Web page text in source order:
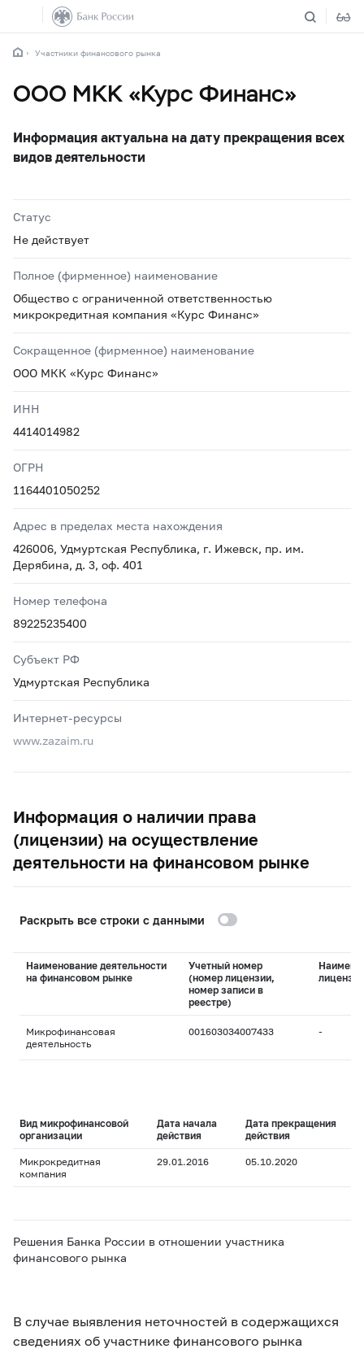
Участники финансового рынка
ООО МКК «Курс Финанс»
Информация актуальна на дату прекращения всех
видов деятельности
Статус
Не действует
Полное (фирменное) наименование
Общество с ограниченной ответственностью
микрокредитная компания «Курс Финанс»
Сокращенное (фирменное) наименование
ООО МКК «Курс Финанс»
ИНН
4414014982
ОГРН
1164401050252
Адрес в пределах места нахождения
426006, Удмуртская Республика, г. Ижевск, пр. им.
Дерябина, д. 3, оф. 401
Номер телефона
89225235400
Субъект РФ
Удмуртская Республика
Интернет-ресурсы
www.zazaim.ru
Информация о наличии права
(лицензии) на осуществление
деятельности на финансовом рынке
Раскрыть все строки с данными
Наименование деятельности
на финансовом рынке
Учетный номер
(номер лицензии,
номер записи в
реестре)
лицензии
Микрофинансовая
деятельность
001603034007433 -
Вид микрофинансовой
организации
Дата начала
действия
Дата прекращения
действия
Микрокредитная
компания
29.01.2016 05.10.2020
Решения Банка России в отношении участника
финансового рынка
В случае выявления неточностей в содержащихся
сведениях об участнике финансового рынка